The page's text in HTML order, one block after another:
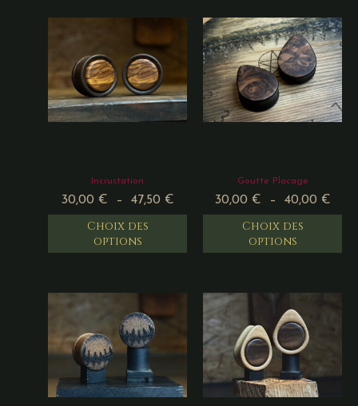
Incrustation
30,00 € – 47,50 €
Choix des
options
Goutte Placage
30,00 € – 40,00 €
Choix des
options